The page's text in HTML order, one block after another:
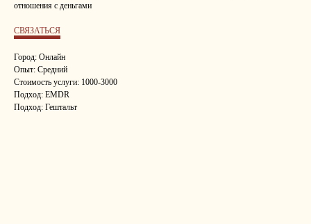
отношения с деньгами
СВЯЗАТЬСЯ
Город: Онлайн
Опыт: Средний
Стоимость услуги: 1000-3000
Подход: EMDR
Подход: Гештальт